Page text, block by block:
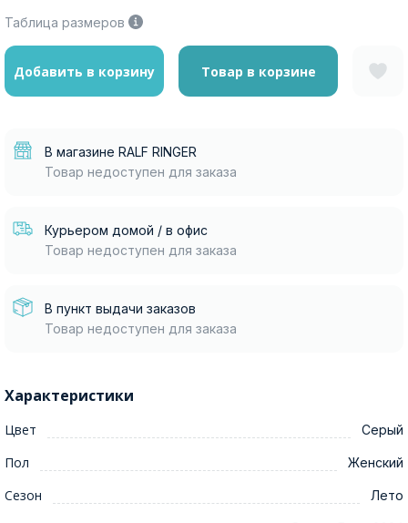
Таблица размеров
Добавить в корзину Товар в корзине
В магазине RALF RINGER
Товар недоступен для заказа
Курьером домой / в офис
Товар недоступен для заказа
В пункт выдачи заказов
Товар недоступен для заказа
Характеристики
Цвет Серый
Пол Женский
Сезон Лето